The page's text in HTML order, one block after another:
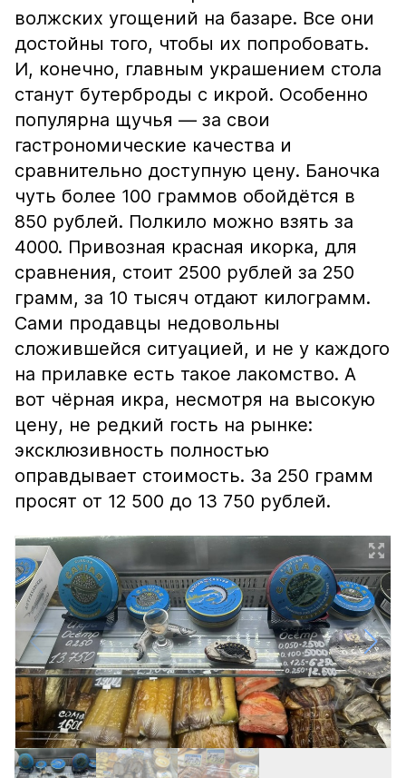
волжских угощений на базаре. Все они
достойны того, чтобы их попробовать.
И, конечно, главным украшением стола
станут бутерброды с икрой. Особенно
популярна щучья — за свои
гастрономические качества и
сравнительно доступную цену. Баночка
чуть более 100 граммов обойдётся в
850 рублей. Полкило можно взять за
4000. Привозная красная икорка, для
сравнения, стоит 2500 рублей за 250
грамм, за 10 тысяч отдают килограмм.
Сами продавцы недовольны
сложившейся ситуацией, и не у каждого
на прилавке есть такое лакомство. А
вот чёрная икра, несмотря на высокую
цену, не редкий гость на рынке:
эксклюзивность полностью
оправдывает стоимость. За 250 грамм
просят от 12 500 до 13 750 рублей.